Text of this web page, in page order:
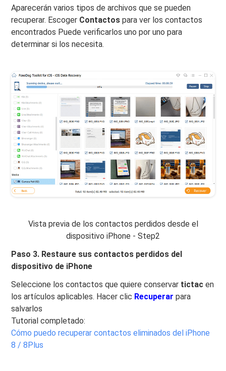
Aparecerán varios tipos de archivos que se pueden
recuperar. Escoger Contactos para ver los contactos
encontrados Puede verificarlos uno por uno para
determinar si los necesita.
Vista previa de los contactos perdidos desde el
dispositivo iPhone - Step2
Paso 3. Restaure sus contactos perdidos del
dispositivo de iPhone
Seleccione los contactos que quiere conservar tictacen
los artículos aplicables. Hacer clic Recuperar para
salvarlos
Tutorial completado:
Cómo puedo recuperar contactos eliminados del iPhone
8 / 8Plus